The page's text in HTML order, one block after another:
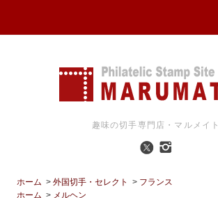
趣味の切手専門店・マルメイト
ホーム >外国切手・セレクト > フランス
ホーム > メルヘン